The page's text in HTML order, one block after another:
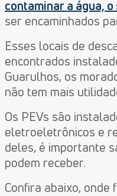
contaminar a água,
ser encaminhados
Esses locais de
encontrados
Guarulhos, os
não tem mais
Os PEVs são
eletroeletrônicos e
deles, é importante
podem receber.
Confira abaixo, onde